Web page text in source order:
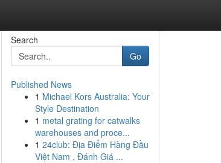
Search
Go
Published News
1 Michael Kors Australia: Your
Style Destination
1 metal grating for catwalks
warehouses and proce...
1 24club: Địa Điểm Hàng Đầu
Việt Nam , Đánh Giá ...